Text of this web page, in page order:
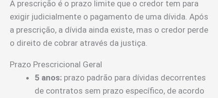
A prescrição é o prazo limite que o credor tem para
exigir judicialmente o pagamento de uma dívida. Após
a prescrição, a dívida ainda existe, mas o credor perde
o direito de cobrar através da justiça.
Prazo Prescricional Geral
5 anos: prazo padrão para dívidas decorrentes
de contratos sem prazo específico, de acordo